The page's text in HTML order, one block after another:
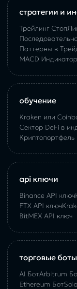
стратегии и
Трейлинг Стоп
Паттерны в
MACD Индикатор
обучение
Kraken или
Сектор DeFi в
Криптопортфель
api ключи
Binance API ключ
FTX API ключ
BitMEX API ключ
торговые боты
AI БотArbitrum
Ethereum Бот